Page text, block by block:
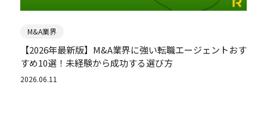
M&A業界
【2026年最新版】M&A業界に強い転職エージェントおす
すめ10選！未経験から成功する選び方
2026.06.11